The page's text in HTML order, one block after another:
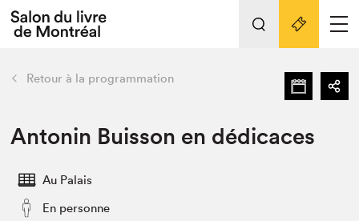
L'événement
Préparer sa visite au Salon
Actualités
retour Nos activités
Préparer sa visite
Salon au Palais
Liens pratiques
Retour à la programmation
Antonin Buisson en dédicaces
Au Palais
En personne